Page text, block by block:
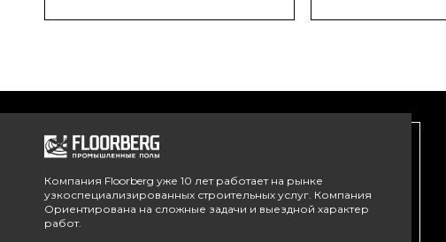
Компания Floorberg уже 10 лет работает на рынке
узкоспециализированных строительных услуг. Компания
Ориентирована на сложные задачи и выездной характер
работ.